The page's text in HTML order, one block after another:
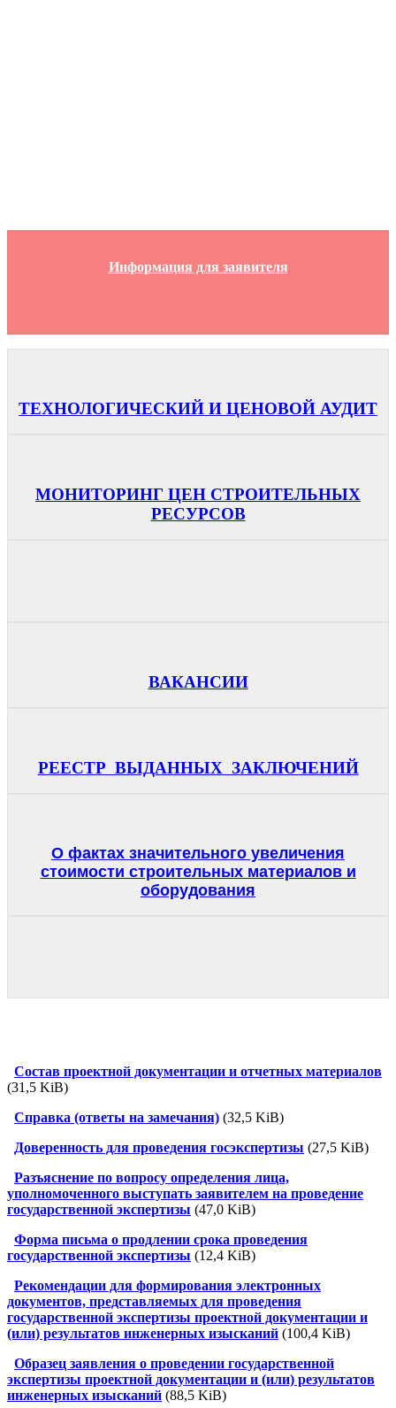
Информация для заявителя
ТЕХНОЛОГИЧЕСКИЙ И ЦЕНОВОЙ АУДИТ
МОНИТОРИНГ ЦЕН СТРОИТЕЛЬНЫХ
РЕСУРСОВ
ВАКАНСИИ
РЕЕСТР ВЫДАННЫХ ЗАКЛЮЧЕНИЙ
О фактах значительного увеличения
стоимости строительных материалов и
оборудования
Состав проектной документации и отчетных материалов
(31,5 KiB)
Справка (ответы на замечания) (32,5 KiB)
Доверенность для проведения госэкспертизы (27,5 KiB)
Разъяснение по вопросу определения лица,
уполномоченного выступать заявителем на проведение
государственной экспертизы (47,0 KiB)
Форма письма о продлении срока проведения
государственной экспертизы (12,4 KiB)
Pекомендации для формирования электронных
документов, представляемых для проведения
государственной экспертизы проектной документации и
(или) результатов инженерных изысканий (100,4 KiB)
Образец заявления о проведении государственной
экспертизы проектной документации и (или) результатов
инженерных изысканий (88,5 KiB)